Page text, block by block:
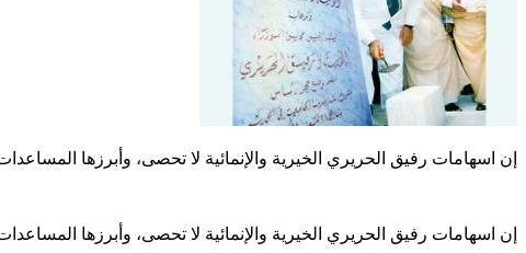
إن اسهامات رفيق الحريري الخيرية والإنمائية لا تحصى، وأبرزها
إن اسهامات رفيق الحريري الخيرية والإنمائية لا تحصى، وأبرزها